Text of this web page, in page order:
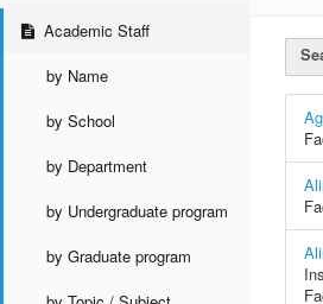
Academic Staff
by Name
by School
by Department
by Undergraduate program
by Graduate program